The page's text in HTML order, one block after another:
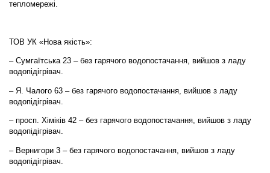
тепломережі.
ТОВ УК «Нова якість»:
– Сумгаїтська 23 – без гарячого водопостачання, вийшов з ладу
водопідігрівач.
– Я. Чалого 63 – без гарячого водопостачання, вийшов з ладу
водопідігрівач.
– просп. Хіміків 42 – без гарячого водопостачання, вийшов з ладу
водопідігрівач.
– Вернигори 3 – без гарячого водопостачання, вийшов з ладу
водопідігрівач.